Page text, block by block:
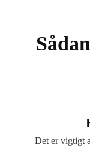
Det er vigtigt